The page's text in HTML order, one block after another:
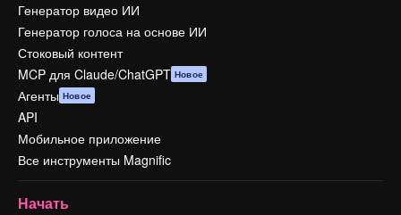
Генератор видео ИИ
Генератор голоса на основе ИИ
Стоковый контент
MCP для Claude/ChatGPT Новое
Агенты Новое
API
Мобильное приложение
Все инструменты Magnific
Начать